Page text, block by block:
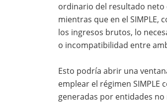
ordinario del resultado neto
mientras que en el SIMPLE,
los ingresos brutos, lo
o incompatibilidad entre
Esto podría abrir una
emplear el régimen
generadas por entidades